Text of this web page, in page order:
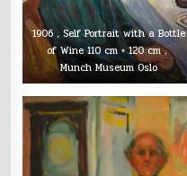
1906，Self Portrait with a Bottle
of Wine 110 cm × 120 cm，
Munch Museum Oslo